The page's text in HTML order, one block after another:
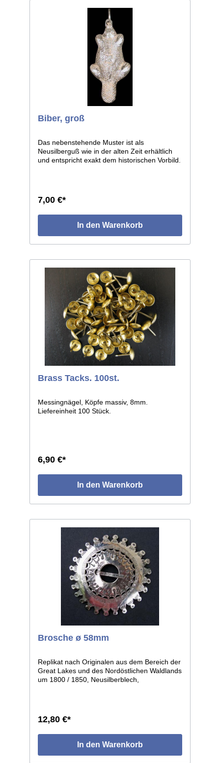
Biber, groß
Das nebenstehende Muster ist als
Neusilberguß wie in der alten Zeit erhältlich
und entspricht exakt dem historischen Vorbild.
7,00 €*
In den Warenkorb
Brass Tacks. 100st.
Messingnägel, Köpfe massiv, 8mm.
Liefereinheit 100 Stück.
6,90 €*
In den Warenkorb
Brosche ø 58mm
Replikat nach Originalen aus dem Bereich der
Great Lakes und des Nordöstlichen Waldlands
um 1800 / 1850, Neusilberblech,
Handarbeit gefertigt. Größe: ø ca.58mm.
12,80 €*
In den Warenkorb